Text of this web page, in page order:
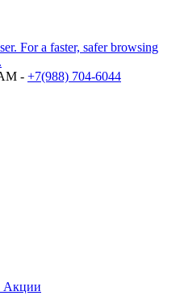
- +7(988) 704-6044
Акции